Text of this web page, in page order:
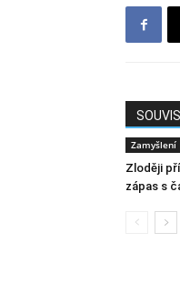
Zamyšlení
Zloději
zápas s